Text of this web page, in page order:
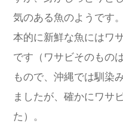
気のある魚のようです
本的に新鮮な魚にはワ
です（ワサビそのもの
もので、沖縄では馴染
ましたが、確かにワサ
た）。